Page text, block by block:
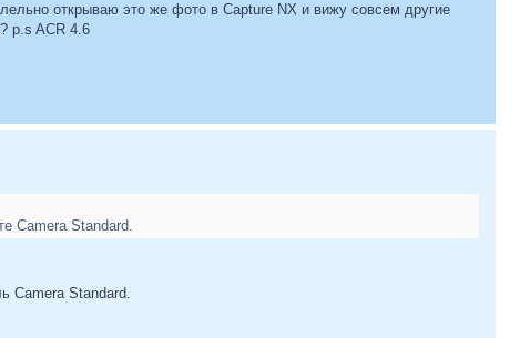
открываю это же фото в Capture NX и вижу совсем другие
p.s ACR 4.6
Camera Standard.
Camera Standard.